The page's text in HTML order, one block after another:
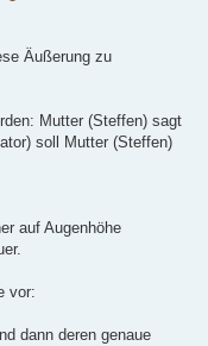
Äußerung zu
Mutter (Steffen) sagt
soll Mutter (Steffen)
auf Augenhöhe
vor:
dann deren genaue